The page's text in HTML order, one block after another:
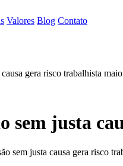
Valores Blog Contato
gera risco trabalhista
sem justa
sem justa causa gera risco